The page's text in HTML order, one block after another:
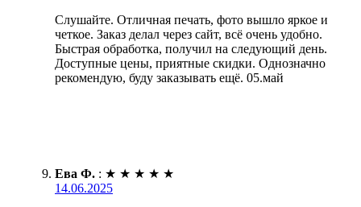
Слушайте. Отличная печать, фото вышло яркое и
четкое. Заказ делал через сайт, всё очень удобно.
Быстрая обработка, получил на следующий день.
Доступные цены, приятные скидки. Однозначно
рекомендую, буду заказывать ещё. 05.май
Ева Ф. : ★ ★ ★ ★ ★
14.06.2025